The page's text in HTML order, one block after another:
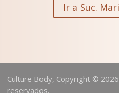
Ir a Suc.
Culture Body, Copyright ©
reservados.